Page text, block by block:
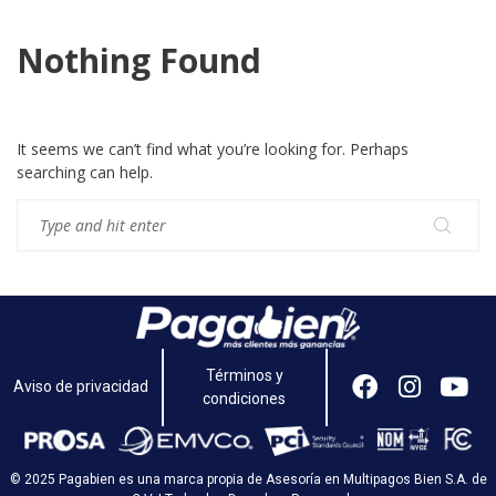
Nothing Found
It seems we can’t find what you’re looking for. Perhaps
searching can help.
Aviso de privacidad
Términos y
condiciones
© 2025 Pagabien es una marca propia de Asesoría en Multipagos Bien S.A. de